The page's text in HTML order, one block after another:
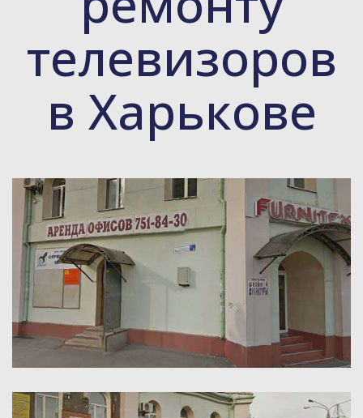
телевизоров
в Харькове